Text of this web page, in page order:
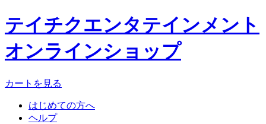
テイチクエンタテインメント
オンラインショップ
カートを見る
はじめての方へ
ヘルプ